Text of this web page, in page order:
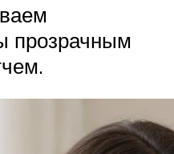
прозрачным